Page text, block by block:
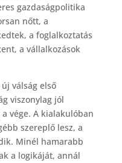
gazdaságpolitika
nőtt, a
a foglalkoztatás
a vállalkozások
válság első
viszonylag jól
vége. A kialakulóban
szereplő lesz, a
Minél hamarabb
a logikáját, annál